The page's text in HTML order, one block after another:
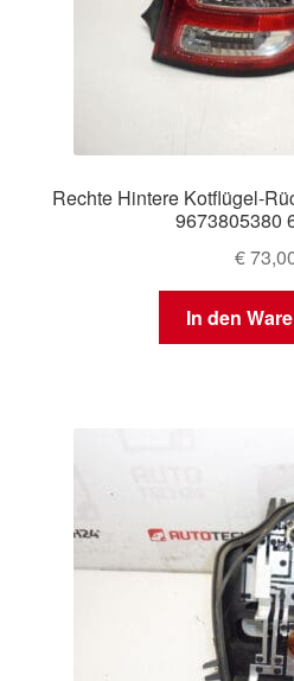
Rechte Hintere Kotflügel-
9673805380
€
In den